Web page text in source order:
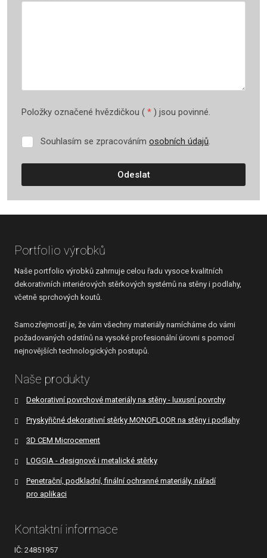
Položky označené hvězdičkou ( * ) jsou povinné.
Souhlasím
zpracováním
Souhlasím se zpracováním osobních údajů.
Odeslat
se
odeslat.
Portfolio výrobků
Naše portfolio výrobků zahrnuje celou řadu vysoce kvalitních
dekorativních interiérových stěrkových systémů na stěny i podlahy,
včetně sprchových koutů.
Samozřejmostí je, že vám všechny materiály namícháme do vámi
požadovaných odstínů na vysoké profesionální úrovni s pomocí
nejnovějších technologických postupů.
Naše produkty
Dekorativní povrchové materiály na stěny - luxusní povrchy
Pryskyřičné dekorativní stěrky MONOFLOOR na stěny i podlahy
3D CEM Microcement
LOGGIA - designové i metalické stěrky
Penetrační, podkladní, finální ochranné materiály, nářadí
pro aplikaci
Kontaktní informace
IČ: 24851957